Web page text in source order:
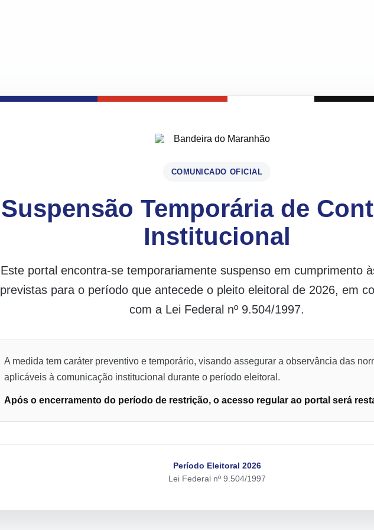
COMUNICADO OFICIAL
Suspensão Temporária de
Institucional
Este portal encontra-se temporariamente suspenso em cumprimento
previstas para o período que antecede o pleito eleitoral de 2026, em
com a Lei Federal nº 9.504/1997.
A medida tem caráter preventivo e temporário, visando assegurar a observância das
aplicáveis à comunicação institucional durante o período eleitoral.
Após o encerramento do período de restrição, o acesso regular ao portal será
Período Eleitoral 2026
Lei Federal nº 9.504/1997